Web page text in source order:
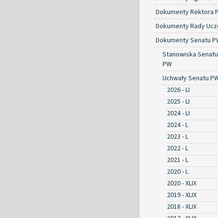
Dokumenty Rektora
Dokumenty Rady
Dokumenty Senatu
Stanowiska Senatu
PW
Uchwały Senatu
2026 - LI
2025 - LI
2024 - LI
2024 - L
2023 - L
2022 - L
2021 - L
2020 - L
2020 - XLIX
2019 - XLIX
2018 - XLIX